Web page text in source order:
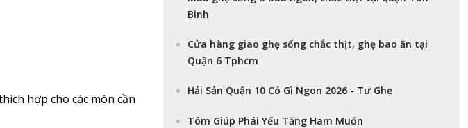
hợp cho các món cần
Bình
Cửa hàng giao ghẹ sống chắc thịt, ghẹ bao ăn tại
Quận 6 Tphcm
Hải Sản Quận 10 Có Gì Ngon 2026 - Tư Ghẹ
Tôm Giúp Phái Yếu Tăng Ham Muốn